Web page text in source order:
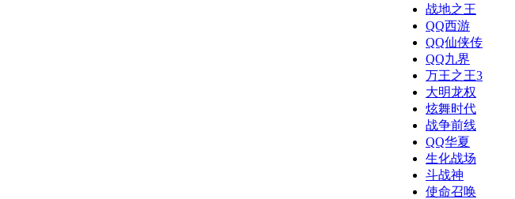
战地之王
QQ西游
QQ仙侠传
QQ九界
万王之王3
大明龙权
炫舞时代
战争前线
QQ华夏
生化战场
斗战神
使命召唤